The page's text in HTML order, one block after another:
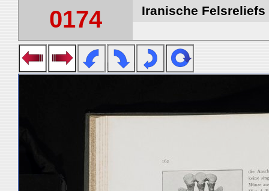
0174 Iranische Felsreliefs